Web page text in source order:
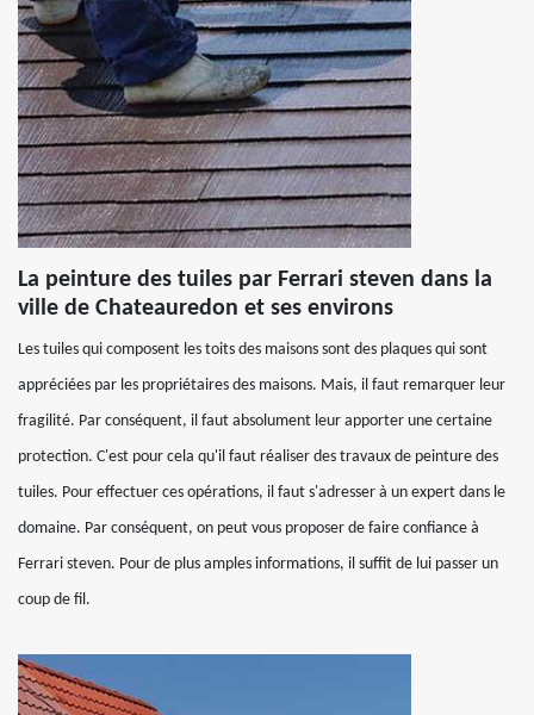
La peinture des tuiles par Ferrari steven dans la
ville de Chateauredon et ses environs
Les tuiles qui composent les toits des maisons sont des plaques qui sont
appréciées par les propriétaires des maisons. Mais, il faut remarquer leur
fragilité. Par conséquent, il faut absolument leur apporter une certaine
protection. C'est pour cela qu'il faut réaliser des travaux de peinture des
tuiles. Pour effectuer ces opérations, il faut s'adresser à un expert dans le
domaine. Par conséquent, on peut vous proposer de faire confiance à
Ferrari steven. Pour de plus amples informations, il suffit de lui passer un
coup de fil.